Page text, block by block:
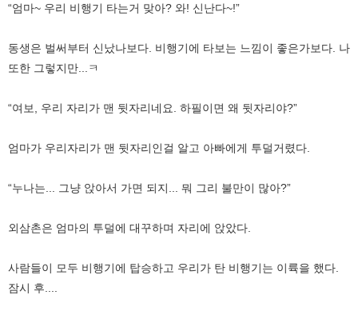
“엄마~ 우리 비행기 타는거 맞아? 와! 신난다~!”
동생은 벌써부터 신났나보다. 비행기에 타보는 느낌이 좋은가보다. 나
또한 그렇지만...ㅋ
“여보, 우리 자리가 맨 뒷자리네요. 하필이면 왜 뒷자리야?”
엄마가 우리자리가 맨 뒷자리인걸 알고 아빠에게 투덜거렸다.
“누나는... 그냥 앉아서 가면 되지... 뭐 그리 불만이 많아?”
외삼촌은 엄마의 투덜에 대꾸하며 자리에 앉았다.
사람들이 모두 비행기에 탑승하고 우리가 탄 비행기는 이륙을 했다.
잠시 후....